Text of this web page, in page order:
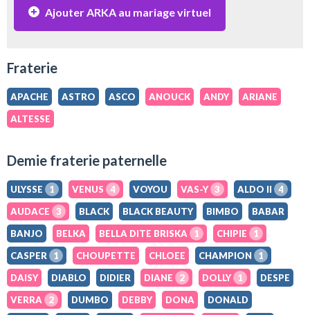
Ajouter ARKA au mariage virtuel
Fraterie
APACHE ASTRO ASCO ANOUCK ANDY
ARIANE
ALTESSE
Demie fraterie paternelle
ULYSSE 1 VENUS 4 VOYOU VAS-Y 3 ALDO II
4
AUDACE
3 BLACK BLACK BEAUTY BIMBO
BABAR
BANJO
BELKA BELLA DITE BRISKA 1 CHIPIE
1
CASPER
1 CHOUPETTE CHLOEE CHAMPION
1
DAISY
DIABLO DIDIER DIANE 2 DOLLY 1
DESPE
VERRA
2 DUMBO DEBBY DONA
DONALD